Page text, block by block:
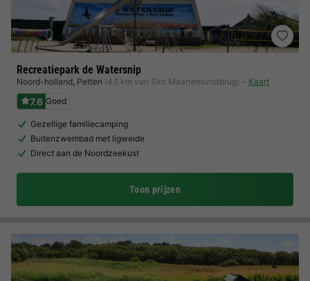
Recreatiepark de Watersnip
Noord-holland, Petten (4,1 km van Sint Maartensvlotbrug) Kaart
7.6 Goed
Gezellige familiecamping
Buitenzwembad met ligweide
Direct aan de Noordzeekust
Toon prijzen